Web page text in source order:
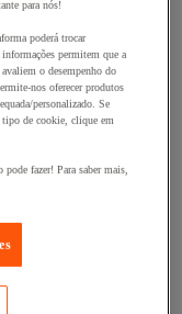
Individual
para nós!
poderá trocar
permitem que a
o desempenho do
nos oferecer produtos
personalizado. Se
tipo de cookie, clique em
fazer! Para saber mais,